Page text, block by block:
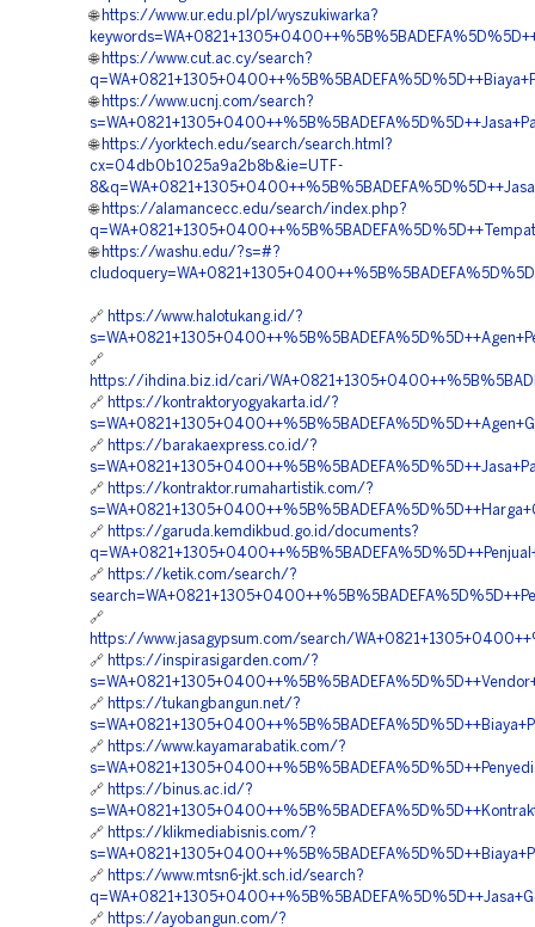
🌐 https://www.ur.edu.pl/pl/wyszukiwarka?
🌐 https://www.cut.ac.cy/search?
🌐 https://www.ucnj.com/search?
🌐 https://yorktech.edu/search/search.html?
cx=04db0b1025a9a2b8b&ie=UTF-
🌐 https://alamancecc.edu/search/index.php?
🌐 https://washu.edu/?s=#?
🔗 https://www.halotukang.id/?
🔗
https://ihdina.biz.id/cari/
🔗 https://kontraktoryogyakarta.id/?
🔗 https://barakaexpress.co.id/?
🔗 https://kontraktor.rumahartistik.com/?
🔗 https://garuda.kemdikbud.go.id/documents?
🔗 https://ketik.com/search/?
🔗
https://www.jasagypsum.com/search/
🔗 https://inspirasigarden.com/?
🔗 https://tukangbangun.net/?
🔗 https://www.kayamarabatik.com/?
🔗 https://binus.ac.id/?
🔗 https://klikmediabisnis.com/?
🔗 https://www.mtsn6-jkt.sch.id/search?
🔗 https://ayobangun.com/?